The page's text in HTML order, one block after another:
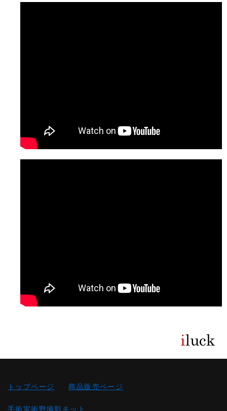
トップページ 商品販売ページ
手術室術野撮影キット